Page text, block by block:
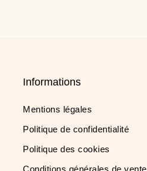
Informations
Mentions légales
Politique de confidentialité
Politique des cookies